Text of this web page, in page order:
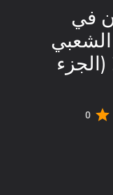
في
الشعبي
على قناة (MBC) 2018 (الجزء
0